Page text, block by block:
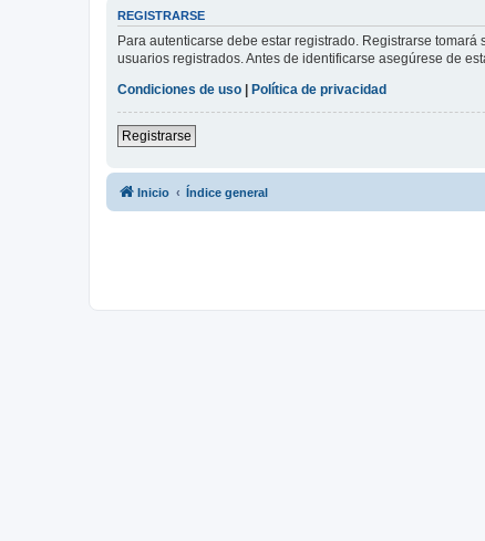
REGISTRARSE
Para autenticarse debe estar registrado. Registrarse
usuarios registrados. Antes de identificarse asegúrese de
Condiciones de uso
Política de privacidad
Registrarse
Inicio Índice general